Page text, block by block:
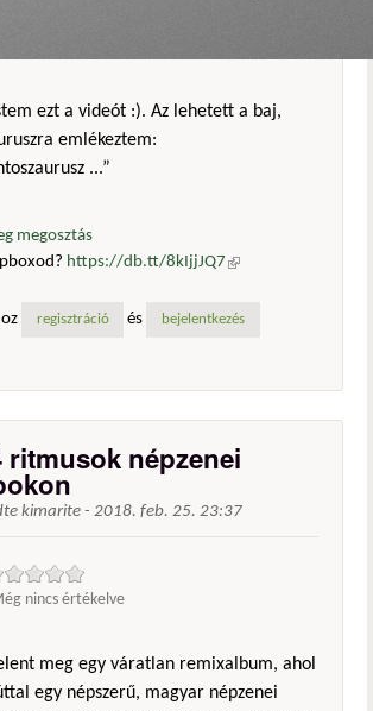
ezt a videót :). Az lehetett a baj,
emlékeztem:
...”
megosztás
https://db.tt/8kIjjJQ7 (külső
regisztráció és bejelentkezés
ritmusok népzenei
kimarite - 2018. feb. 25. 23:37
nincs értékelve
meg egy váratlan remixalbum, ahol
egy népszerű, magyar népzenei